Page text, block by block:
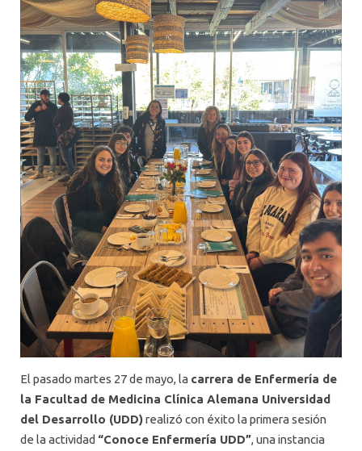
El pasado martes 27 de mayo, la carrera de Enfermería de
la Facultad de Medicina Clínica Alemana Universidad
del Desarrollo (UDD)realizó con éxito la primera sesión
de la actividad “Conoce Enfermería UDD”, una instancia